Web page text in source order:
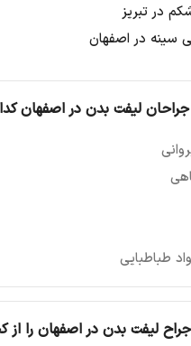
در تبریز
سینه در اصفهان
لیفت بدن در اصفهان
طباطبایی
لیفت بدن در اصفهان را از